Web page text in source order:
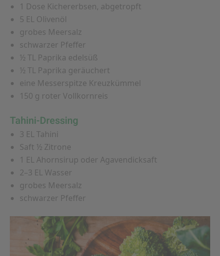
1 Dose Kichererbsen, abgetropft
5 EL Olivenöl
grobes Meersalz
schwarzer Pfeffer
½ TL Paprika edelsüß
½ TL Paprika geräuchert
eine Messerspitze Kreuzkümmel
150 g roter Vollkornreis
Tahini-Dressing
3 EL Tahini
Saft ½ Zitrone
1 EL Ahornsirup oder Agavendicksaft
2–3 EL Wasser
grobes Meersalz
schwarzer Pfeffer